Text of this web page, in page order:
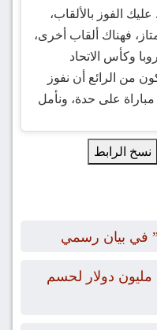
الفوز بالألقاب،
فهناك ألقاب أخرى،
وكأس الاتحاد
من الرائع أن نفوز
مباراة على حدة، ونأمل
نسخ الرابط
في بيان رسمي
مليون دولار لحسم